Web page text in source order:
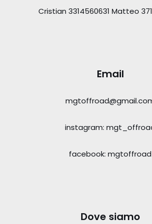
Cristian 3314560631 Matteo
Email
instagram:
facebook: mgtoffroad
Dove siamo